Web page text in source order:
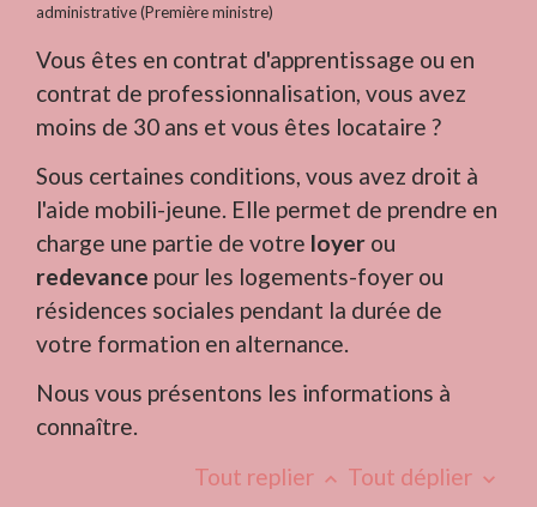
administrative (Première ministre)
Vous êtes en contrat d'apprentissage ou en
contrat de professionnalisation, vous avez
moins de 30 ans et vous êtes locataire ?
Sous certaines conditions, vous avez droit à
l'aide mobili-jeune. Elle permet de prendre en
charge une partie de votre loyer ou
redevance pour les logements-foyer ou
résidences sociales pendant la durée de
votre formation en alternance.
Nous vous présentons les informations à
connaître.
Tout replier keyboard_arrow_up Tout déplier keyboard_arrow_down